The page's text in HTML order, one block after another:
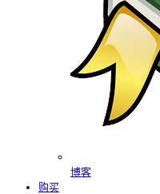
博客
购买